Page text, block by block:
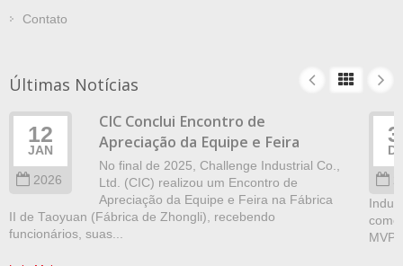
Contato
Últimas Notícias
12
JAN
2026
CIC Conclui Encontro de
Apreciação da Equipe e Feira
No final de 2025, Challenge Industrial Co.,
Ltd. (CIC) realizou um Encontro de
Apreciação da Equipe e Feira na Fábrica
II de Taoyuan (Fábrica de Zhongli), recebendo
funcionários, suas...
como
MVP